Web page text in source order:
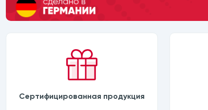
Сертифицированная продукция